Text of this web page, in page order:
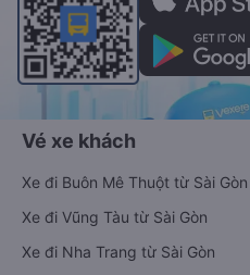
Vé xe khách
Xe đi Buôn Mê Thuột từ Sài Gòn
Xe đi Vũng Tàu từ Sài Gòn
Xe đi Nha Trang từ Sài Gòn